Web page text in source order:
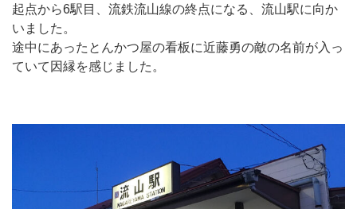
起点から6駅目、流鉄流山線の終点になる、流山駅に向か
いました。
途中にあったとんかつ屋の看板に近藤勇の敵の名前が入っ
ていて因縁を感じました。